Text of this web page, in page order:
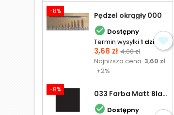
-8% Pędzel okrągły 000
 Dostępny
Termin wysyłki 1 dzień
Cena
3,68 zł Cena
podstawowa
4,00 zł
Najniższa cena:3,60 zł
+2%
-8% 033 Farba Matt Black - olejna
 Dostępny